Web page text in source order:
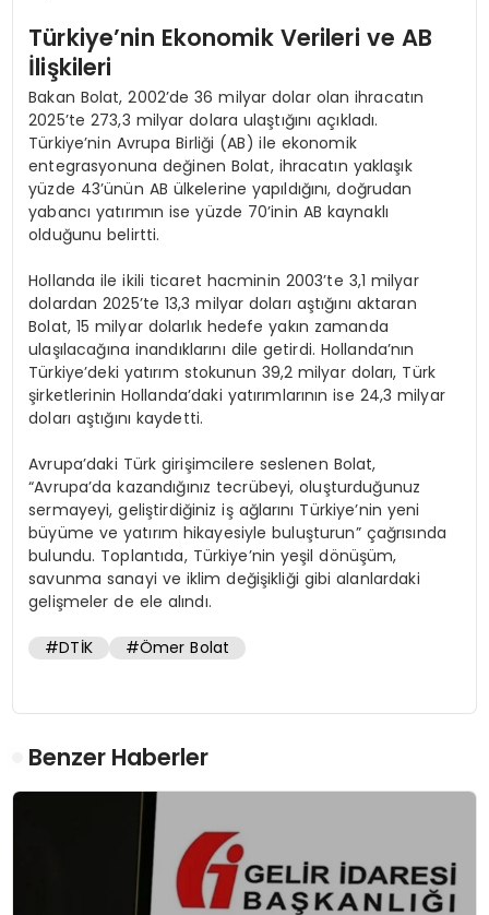
Türkiye’nin Ekonomik Verileri ve AB
İlişkileri
Bakan Bolat, 2002’de 36 milyar dolar olan ihracatın
2025’te 273,3 milyar dolara ulaştığını açıkladı.
Türkiye’nin Avrupa Birliği (AB) ile ekonomik
entegrasyonuna değinen Bolat, ihracatın yaklaşık
yüzde 43’ünün AB ülkelerine yapıldığını, doğrudan
yabancı yatırımın ise yüzde 70’inin AB kaynaklı
olduğunu belirtti.
Hollanda ile ikili ticaret hacminin 2003’te 3,1 milyar
dolardan 2025’te 13,3 milyar doları aştığını aktaran
Bolat, 15 milyar dolarlık hedefe yakın zamanda
ulaşılacağına inandıklarını dile getirdi. Hollanda’nın
Türkiye’deki yatırım stokunun 39,2 milyar doları, Türk
şirketlerinin Hollanda’daki yatırımlarının ise 24,3 milyar
doları aştığını kaydetti.
Avrupa’daki Türk girişimcilere seslenen Bolat,
“Avrupa’da kazandığınız tecrübeyi, oluşturduğunuz
sermayeyi, geliştirdiğiniz iş ağlarını Türkiye’nin yeni
büyüme ve yatırım hikayesiyle buluşturun” çağrısında
bulundu. Toplantıda, Türkiye’nin yeşil dönüşüm,
savunma sanayi ve iklim değişikliği gibi alanlardaki
gelişmeler de ele alındı.
#DTİK #Ömer Bolat
Benzer Haberler